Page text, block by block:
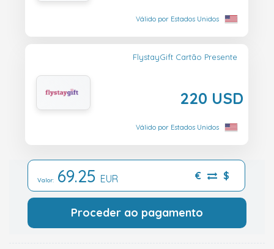
Válido por Estados Unidos
FlystayGift Cartão Presente
220 USD
Válido por Estados Unidos
Valor: 69.25 EUR € $
Proceder ao pagamento